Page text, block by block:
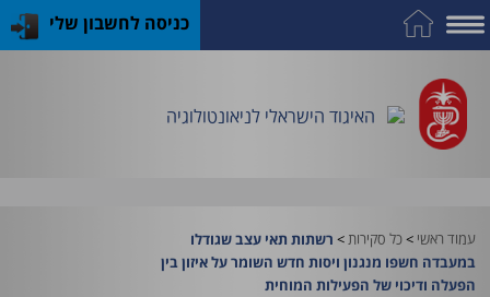
כניסה לחשבון שלי
האיגוד הישראלי לניאונטולוגיה
על
האיגוד
פרסומי
האיגוד
התמחות
במקצוע
כח
אדם
וציוד
כלים
שימושיים
כנס
האיגוד
עמוד ראשי>כל סקירות> רשתות תאי עצב שגודלו
במעבדה חשפו מנגנון ויסות חדש השומר על איזון בין
הפעלה ודיכוי של הפעילות המוחית